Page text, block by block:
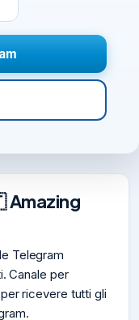
Telegram
Canale per
ricevere tutti gli